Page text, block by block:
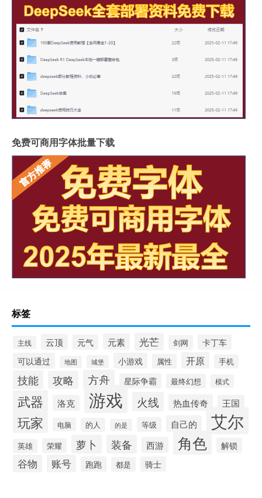
免费可商用字体批量下载
标签
主线 云顶 元气 元素 光芒 剑网 卡丁车
可以通过 地图 城堡 小游戏 属性 开原 手机
技能 攻略 方舟 星际争霸 最终幻想 模式
武器 洛克 游戏 火线 热血传奇 王国
玩家 电脑 的人 的是 等级 自己的 艾尔
英雄 荣耀 萝卜 装备 西游 角色 解锁
谷物 账号 跑跑 都是 骑士